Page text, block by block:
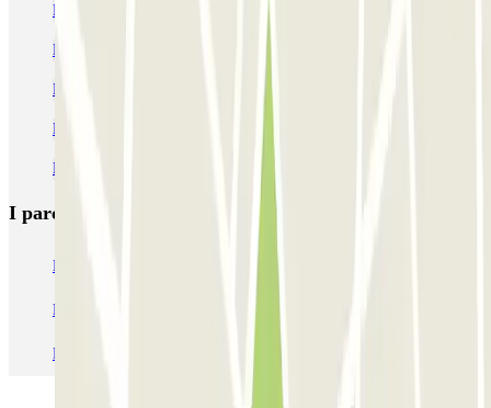
Parcheggio vicino alla Stazione di Napoli Gianturco
Parcheggi in Piazza Nazionale
Parcheggi all'Albergo dei Poveri
Parcheggio Stazione Napoli Centrale economico
Parcheggio al Teatro San Ferdinando
I parcheggi
Parcheggio Venezia Parcheggio Piazzale Roma Venezia
Parcheggio Roma Parcheggio Milano
Parcheggio Malpensa Terminal 1 Parcheggio Malpensa